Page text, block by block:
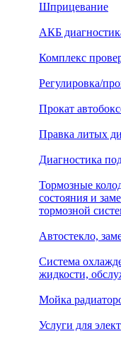
Шприцевание
АКБ
Комплекс
Регулировка/
Прокат
Правка литых
Диагностика
Тормозные
состояния и
тормозной
Автостекло,
Система
жидкости,
Мойка
Услуги для